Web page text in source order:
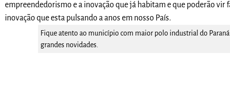
empreendedorismo e a inovação que já habitam e que poderão vir
inovação que esta pulsando a anos em nosso País.
Fique atento ao município com maior polo industrial do Paraná
grandes novidades.